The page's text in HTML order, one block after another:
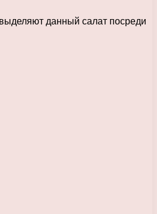
данный салат посреди